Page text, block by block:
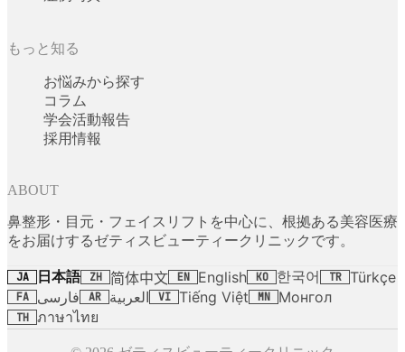
もっと知る
お悩みから探す
コラム
学会活動報告
採用情報
ABOUT
鼻整形・目元・フェイスリフトを中心に、根拠ある美容医療
をお届けするゼティスビューティークリニックです。
JA 日本語 ZH 简体中文 EN English KO 한국어 TR Türkçe
FA فارسی AR العربية VI Tiếng Việt MN Монгол
TH ภาษาไทย